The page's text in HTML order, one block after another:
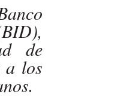
de
a los